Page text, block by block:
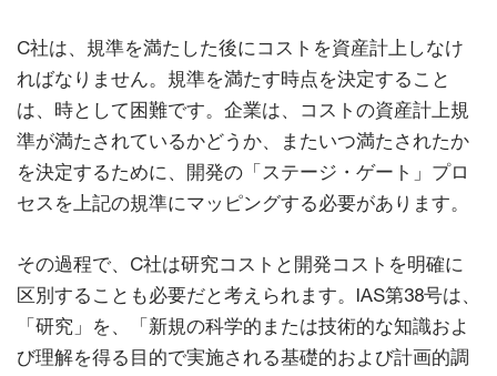
C社は、規準を満たした後にコストを資産計上しなけ
ればなりません。規準を満たす時点を決定すること
は、時として困難です。企業は、コストの資産計上規
準が満たされているかどうか、またいつ満たされたか
を決定するために、開発の「ステージ・ゲート」プロ
セスを上記の規準にマッピングする必要があります。
その過程で、C社は研究コストと開発コストを明確に
区別することも必要だと考えられます。IAS第38号は、
「研究」を、「新規の科学的または技術的な知識およ
び理解を得る目的で実施される基礎的および計画的調